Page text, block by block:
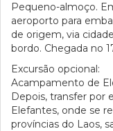
Pequeno-almoço.
aeroporto para
de origem, via
bordo. Chegada no
Excursão opcional:
Acampamento de
Depois, transfer por
Elefantes, onde se
províncias do Laos,